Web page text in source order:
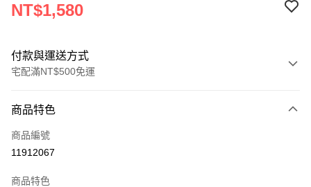
NT$1,580
付款與運送方式
宅配滿NT$500免運
信用卡一次付款
超商取貨付款
商品特色
商品編號
11912067
商品特色